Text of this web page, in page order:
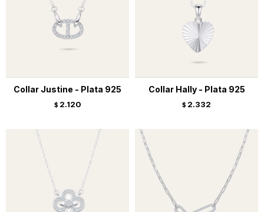
Collar Justine - Plata 925
$ 2.120
Collar Hally - Plata 925
$ 2.332